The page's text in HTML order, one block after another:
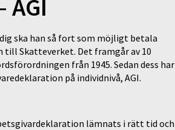
ska han så fort som möjligt betala
Skatteverket. Det framgår av 10
från 1945. Sedan dess har
på individnivå, AGI.
lämnats i rätt tid och